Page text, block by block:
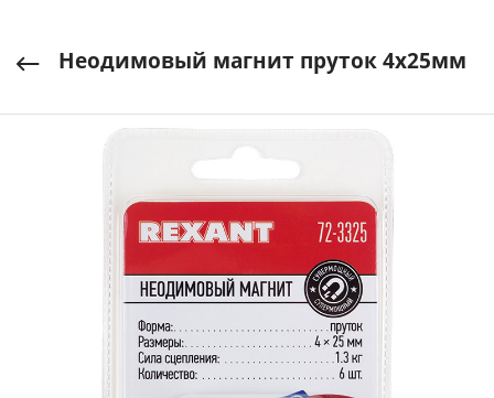
Неодимовый магнит пруток 4х25мм